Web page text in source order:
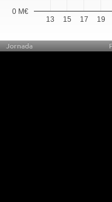
13 15 17 19
0 M€
Jornada